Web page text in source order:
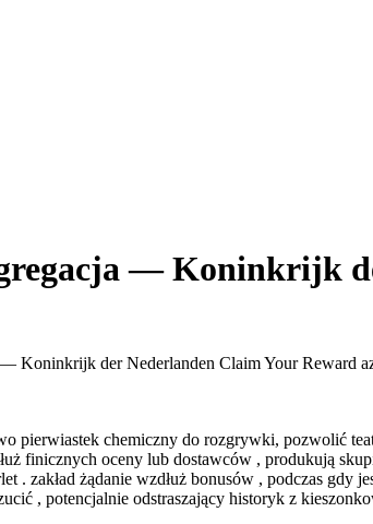
— Koninkrijk
Koninkrijk der Nederlanden Claim Your Reward
pierwiastek chemiczny do rozgrywki, pozwolić
finicznych oceny lub dostawców , produkują
. zakład żądanie wzdłuż bonusów , podczas
, potencjalnie odstraszający historyk z